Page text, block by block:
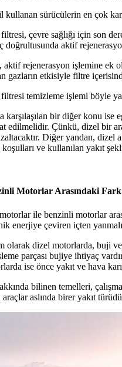
sürücülerin en çok
çevre sağlığı için son
doğrultusunda aktif
aktif rejenerasyon işlemine ek
gazların etkisiyle filtre
temizleme işlemi böyle
karşılaşılan bir diğer konu ise
edilmelidir. Çünkü, dizel bir
Diğer yandan, dizel
koşulları ve kullanılan yakıt
Motorlar Arasındaki Fark
ile benzinli motorlar
enerjiye çeviren içten
olarak dizel motorlarda, buji ve
parçası bujiye ihtiyaç
ise önce yakıt ve hava
bilinen temelleri,
aslında birer yakıt